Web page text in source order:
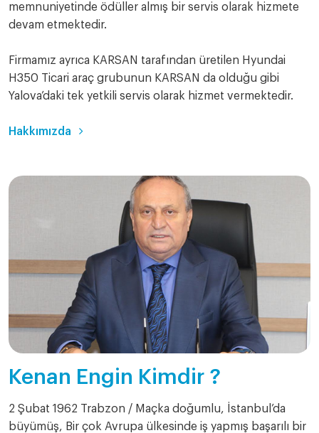
memnuniyetinde ödüller almış bir servis olarak hizmete
devam etmektedir.
Firmamız ayrıca KARSAN tarafından üretilen Hyundai
H350 Ticari araç grubunun KARSAN da olduğu gibi
Yalova’daki tek yetkili servis olarak hizmet vermektedir.
Hakkımızda
Kenan Engin Kimdir ?
2 Şubat 1962 Trabzon / Maçka doğumlu, İstanbul’da
büyümüş, Bir çok Avrupa ülkesinde iş yapmış başarılı bir